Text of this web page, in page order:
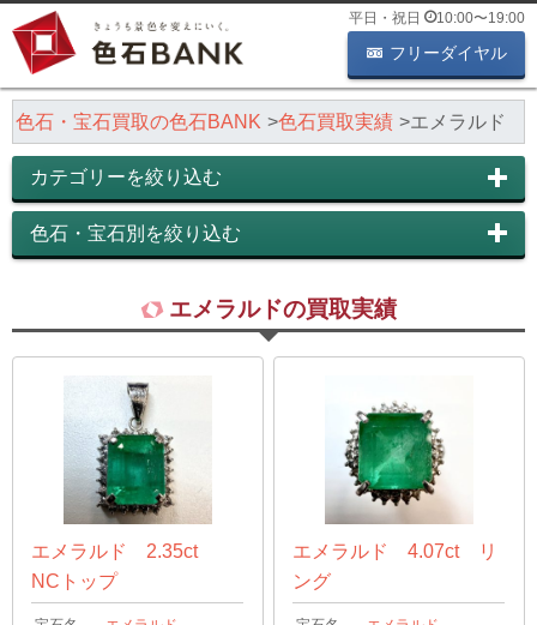
平日・祝日 10:00〜19:00
フリーダイヤル
色石・宝石買取の色石BANK 色石買取実績 エメラルド
カテゴリーを絞り込む
色石・宝石別を絞り込む
エメラルドの買取実績
エメラルド 2.35ct
NCトップ
エメラルド 4.07ct リ
ング